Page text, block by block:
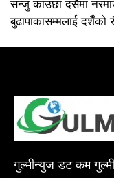
सन्जु काउछा दसैंमा
बुढापाकासम्मलाई
गुल्मीन्युज डट कम